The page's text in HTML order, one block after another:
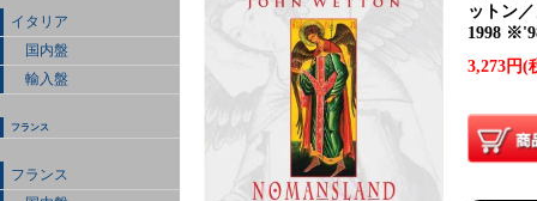
イタリア
国内盤
輸入盤
フランス
フランス
ットン
1998
3,273円(